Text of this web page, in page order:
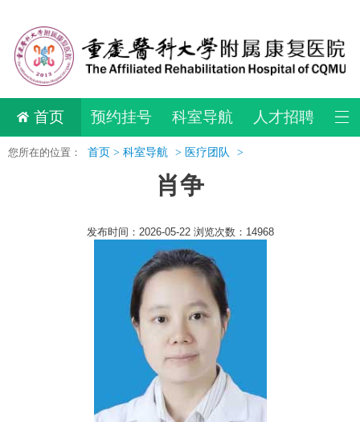
首页 预约挂号 科室导航 人才招聘
您所在的位置： 首页 > 科室导航 > 医疗团队 >
肖争
发布时间：2026-05-22 浏览次数：14968